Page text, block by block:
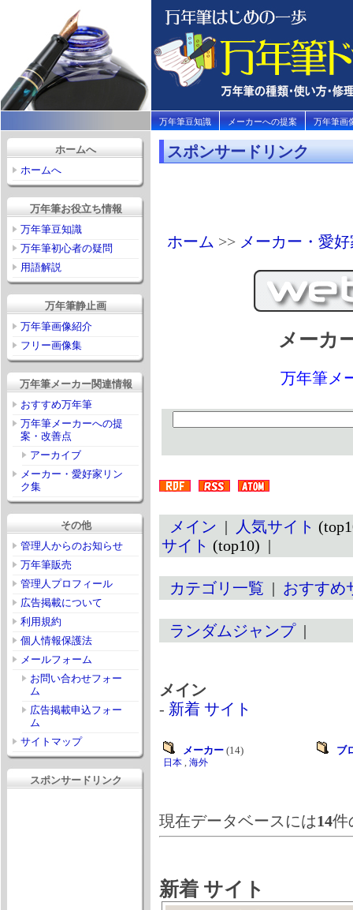
万年筆豆知識 メーカーへの提案 万年筆画
ホームへ
ホームへ
万年筆お役立ち情報
万年筆豆知識
万年筆初心者の疑問
用語解説
万年筆静止画
万年筆画像紹介
フリー画像集
万年筆メーカー関連情報
おすすめ万年筆
万年筆メーカーへの提
案・改善点
アーカイブ
メーカー・愛好家リン
ク集
その他
管理人からのお知らせ
万年筆販売
管理人プロフィール
広告掲載について
利用規約
個人情報保護法
メールフォーム
お問い合わせフォー
ム
広告掲載申込フォー
ム
サイトマップ
スポンサードリンク
スポンサードリンク
ホーム >> メーカー・愛
メーカ
万年筆メ
メイン | 人気サイト
サイト (top10) |
カテゴリ一覧 | おすすめ
ランダムジャンプ|
メイン
- 新着 サイト
メーカー (14)
日本 , 海外
ブ
現在データベースには14件
新着 サイト